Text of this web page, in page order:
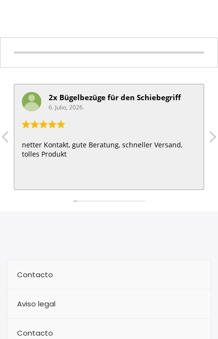
2x Bügelbezüge für ​den Schiebegriff
6. Julio, 2026.
netter Kontakt, gute Beratung, schneller Versand,
tolles Produkt
Contacto
Aviso legal
Contacto